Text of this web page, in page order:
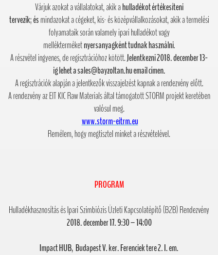
Várjuk azokat a vállalatokat, akik ahulladékot értékesíteni
tervezik;ésmindazokat a cégeket, kis- és középvállalkozásokat, akik a termelési
folyamataik során valamely ipari hulladékot vagy
mellékterméketnyersanyagként tudnak használni.
A részvétel ingyenes, de regisztrációhoz kötött.Jelentkezni 2018. december 13-
ig lehet a sales@bayzoltan.hu email címen.
A regisztrációk alapján a jelentkezők visszajelzést kapnak a rendezvény előtt.
A rendezvény az EIT KIC Raw Materials által támogatott STORM projekt keretében
valósul meg.
www.storm-eitrm.eu
Remélem, hogy megtisztel minket a részvételével.
PROGRAM
Hulladékhasznosítás és Ipari Szimbiózis Üzleti Kapcsolatépítő (B2B) Rendezvény
2018. december 17. 9:30 – 14:00
Impact HUB, Budapest V. ker. Ferenciek tere 2. I. em.